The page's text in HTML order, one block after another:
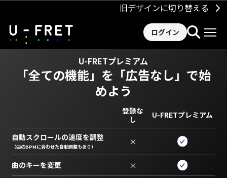
旧デザインに切り替える
ログイン
U-FRETプレミアム
「全ての機能」を 「広告なし」で始
めよう
登録な
し
U-FRETプレミアム
自動スクロールの速度を調整
（曲のBPMに合わせた自動調整もあり） ×
曲のキーを変更 ×